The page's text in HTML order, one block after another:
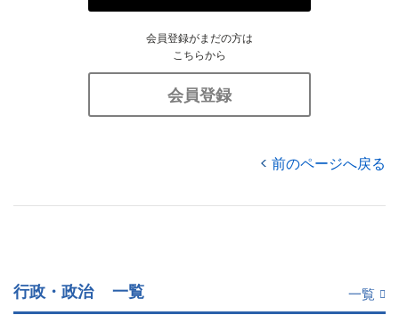
会員登録がまだの方は
こちらから
会員登録
前のページへ戻る
行政・政治 一覧 一覧